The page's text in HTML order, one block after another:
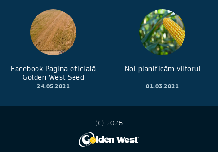
Facebook Pagina oficială
Golden West Seed
24.05.2021
Noi planificăm viitorul
01.03.2021
(C) 2026